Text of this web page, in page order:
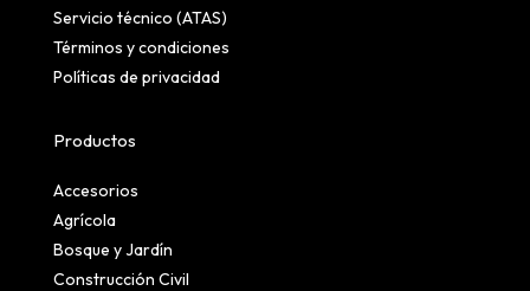
Servicio técnico (ATAS)
Términos y condiciones
Políticas de privacidad
Productos
Accesorios
Agrícola
Bosque y Jardín
Construcción Civil